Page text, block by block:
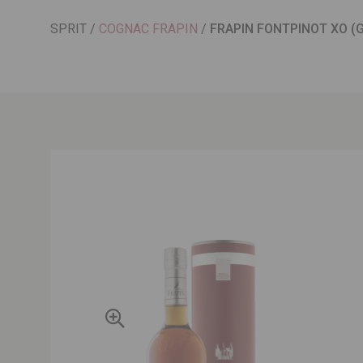
SPRIT / COGNAC FRAPIN / FRAPIN FONTPINOT XO